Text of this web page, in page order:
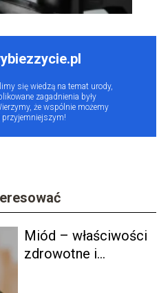
się wiedzą na temat urody,
zagadnienia były
że wspólnie możemy
Miód – właściwości
zdrowotne i